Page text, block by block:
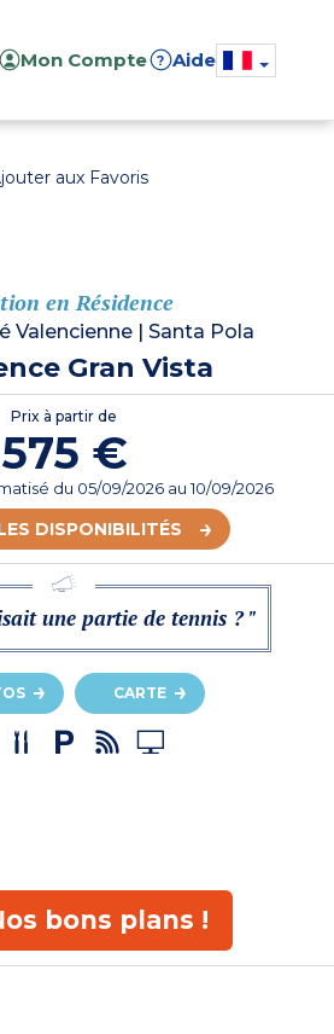
Mon Compte ? Aide
aux Favoris
en Résidence
Valencienne Santa Pola
Gran Vista
Prix à partir de
575 €
du 05/09/2026 au 10/09/2026
DISPONIBILITÉS
une partie de tennis ? "
CARTE
bons plans !